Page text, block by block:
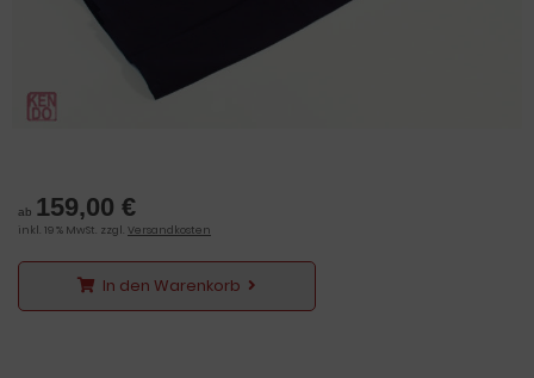
ab 159,00 €
inkl. 19 % MwSt. zzgl. Versandkosten
In den Warenkorb